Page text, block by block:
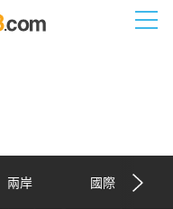
兩岸 國際